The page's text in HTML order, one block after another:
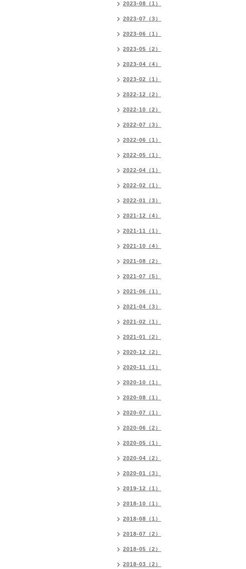
2023-08（1）
2023-07（3）
2023-06（1）
2023-05（2）
2023-04（4）
2023-02（1）
2022-12（2）
2022-10（2）
2022-07（3）
2022-06（1）
2022-05（1）
2022-04（1）
2022-02（1）
2022-01（3）
2021-12（4）
2021-11（1）
2021-10（4）
2021-08（2）
2021-07（5）
2021-06（1）
2021-04（3）
2021-02（1）
2021-01（2）
2020-12（2）
2020-11（1）
2020-10（1）
2020-08（1）
2020-07（1）
2020-06（2）
2020-05（1）
2020-04（2）
2020-01（3）
2019-12（1）
2018-10（1）
2018-08（1）
2018-07（2）
2018-05（2）
2018-03（2）